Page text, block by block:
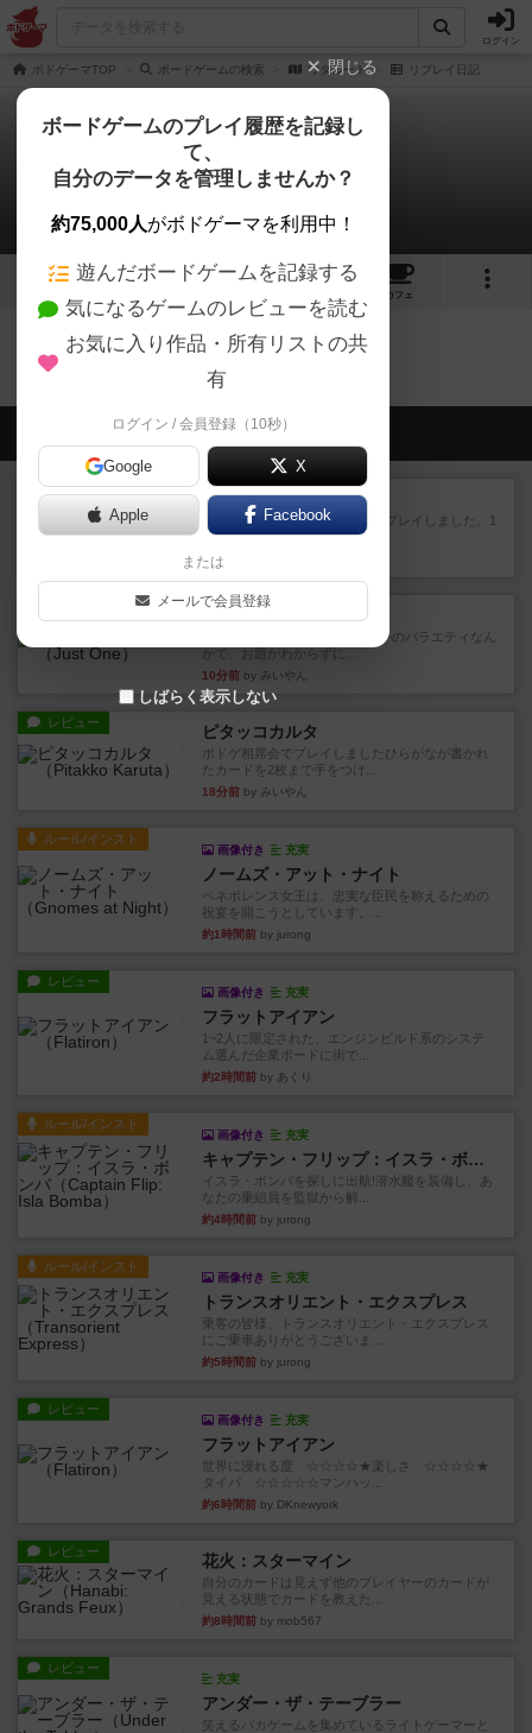
ログイン
ボドゲーマTOP ボードゲームの検索 ワタルート リプレイ日記
ワタルート
0件のリプレイ日記
2 2
カフェ
ワタルートのトップに戻る
会員の新しい投稿
レビュー ハゲタカのえじき
超有名なゲームですが、初めてプレイしました。1
から15までのカードがプ...
5分前
まぁ面白かった‼️よくテレビとかのバラエティなん
かで、お題がわからずに...
10分前 by みいやん
レビュー ピタッコカルタ
ボドゲ相席会でプレイしましたひらがなが書かれ
たカードを2枚まで手をつけ...
18分前 by みいやん
ルール/インスト
画像付き 充実
ノームズ・アット・ナイト
ベネボレンス女王は、忠実な臣民を称えるための
祝宴を開こうとしています。...
約1時間前 by jurong
レビュー
画像付き 充実
フラットアイアン
1~2人に限定された、エンジンビルド系のシステ
ム選んだ企業ボードに街で...
約2時間前 by あくり
ルール/インスト
画像付き 充実
キャプテン・フリップ：イスラ・ボンバ
イスラ・ボンバを探しに出航!潜水艦を装備し、あ
なたの乗組員を監獄から解...
約4時間前 by jurong
ルール/インスト
画像付き 充実
トランスオリエント・エクスプレス
乗客の皆様、トランスオリエント・エクスプレス
にご乗車ありがとうございま...
約5時間前 by jurong
レビュー
画像付き 充実
フラットアイアン
世界に浸れる度 ☆☆☆☆★楽しさ ☆☆☆☆★
タイパ ☆☆☆☆☆マンハッ...
約6時間前 by DKnewyork
レビュー 花火：スターマイン
自分のカードは見えず他のプレイヤーのカードが
見える状態でカードを教えた...
約8時間前 by mob567
レビュー
充実
アンダー・ザ・テーブラー
笑えるバカゲームを集めているライトゲーマーと
閉じる
ボードゲームのプレイ履歴を記録し
て、
自分のデータを管理しませんか？
約75,000人がボドゲーマを利用中！
遊んだボードゲームを記録する
気になるゲームのレビューを読む
お気に入り作品・所有リストの共
有
ログイン / 会員登録（10秒）
Google X
Apple Facebook
または
メールで会員登録
しばらく表示しない